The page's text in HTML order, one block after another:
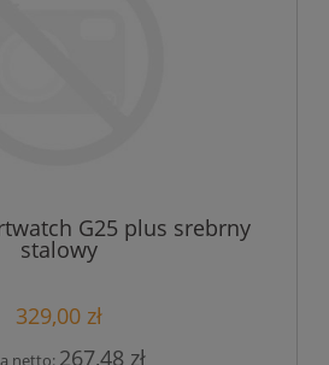
G25 plus srebrny
stalowy
329,00 zł
267,48 zł